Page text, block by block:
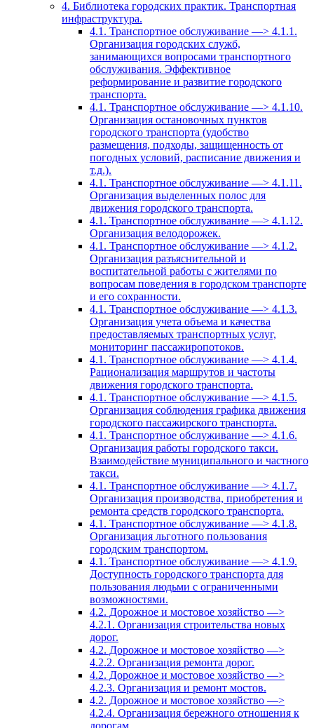
4. Библиотека городских практик. Транспортная
инфраструктура.
4.1. Транспортное обслуживание —> 4.1.1.
Организация городских служб,
занимающихся вопросами транспортного
обслуживания. Эффективное
реформирование и развитие городского
транспорта.
4.1. Транспортное обслуживание —> 4.1.10.
Организация остановочных пунктов
городского транспорта (удобство
размещения, подходы, защищенность от
погодных условий, расписание движения и
т.д.).
4.1. Транспортное обслуживание —> 4.1.11.
Организация выделенных полос для
движения городского транспорта.
4.1. Транспортное обслуживание —> 4.1.12.
Организация велодорожек.
4.1. Транспортное обслуживание —> 4.1.2.
Организация разъяснительной и
воспитательной работы с жителями по
вопросам поведения в городском транспорте
и его сохранности.
4.1. Транспортное обслуживание —> 4.1.3.
Организация учета объема и качества
предоставляемых транспортных услуг,
мониторинг пассажиропотоков.
4.1. Транспортное обслуживание —> 4.1.4.
Рационализация маршрутов и частоты
движения городского транспорта.
4.1. Транспортное обслуживание —> 4.1.5.
Организация соблюдения графика движения
городского пассажирского транспорта.
4.1. Транспортное обслуживание —> 4.1.6.
Организация работы городского такси.
Взаимодействие муниципального и частного
такси.
4.1. Транспортное обслуживание —> 4.1.7.
Организация производства, приобретения и
ремонта средств городского транспорта.
4.1. Транспортное обслуживание —> 4.1.8.
Организация льготного пользования
городским транспортом.
4.1. Транспортное обслуживание —> 4.1.9.
Доступность городского транспорта для
пользования людьми с ограниченными
возможностями.
4.2. Дорожное и мостовое хозяйство —>
4.2.1. Организация строительства новых
дорог.
4.2. Дорожное и мостовое хозяйство —>
4.2.2. Организация ремонта дорог.
4.2. Дорожное и мостовое хозяйство —>
4.2.3. Организация и ремонт мостов.
4.2. Дорожное и мостовое хозяйство —>
4.2.4. Организация бережного отношения к
дорогам.